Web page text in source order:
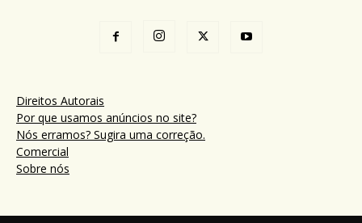
Direitos Autorais
Por que usamos anúncios no site?
Nós erramos? Sugira uma correção.
Comercial
Sobre nós